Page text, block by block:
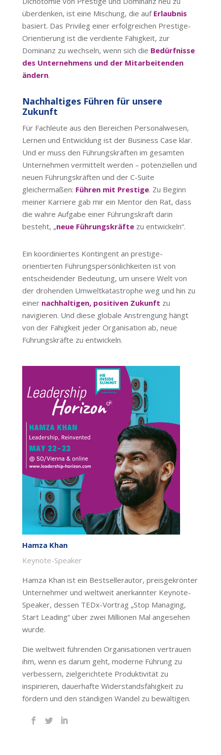
überdenken, ist eine Mischung, die auf Erlaubnis
basiert. Das Privileg einer erfolgreichen Prestige-
Orientierung ist die verdiente Fähigkeit, zur
Dominanz zu wechseln, wenn sich die Bedürfnisse
des Unternehmens und der Mitarbeitenden
ändern.
Nachhaltiges Führen für unsere
Zukunft
Für Fachleute aus den Bereichen Personalwesen,
Lernen und Entwicklung ist der Business Case klar.
Und er muss den Führungskräften im gesamten
Unternehmen vermittelt werden – potenziellen und
neuen Führungskräften und der C-Suite
gleichermaßen: Führen mit Prestige. Zu Beginn
meiner Karriere gab mir ein Mentor den Rat, dass
die wahre Aufgabe einer Führungskraft darin
besteht, „neue Führungskräftezu entwickeln“.
Ein koordiniertes Kontingent an prestige-
orientierten Führungspersönlichkeiten ist von
entscheidender Bedeutung, um unsere Welt von
der drohenden Umweltkatastrophe weg und hin zu
einer nachhaltigen, positiven Zukunft zu
navigieren. Und diese globale Anstrengung hängt
von der Fähigkeit jeder Organisation ab, neue
Führungskräfte zu entwickeln.
Hamza Khan
Keynote-Speaker
Hamza Khan ist ein Bestsellerautor, preisgekrönter
Unternehmer und weltweit anerkannter Keynote-
Speaker, dessen TEDx-Vortrag „Stop Managing,
Start Leading“ über zwei Millionen Mal angesehen
wurde.
Die weltweit führenden Organisationen vertrauen
ihm, wenn es darum geht, moderne Führung zu
verbessern, zielgerichtete Produktivität zu
inspirieren, dauerhafte Widerstandsfähigkeit zu
fördern und den ständigen Wandel zu bewältigen.